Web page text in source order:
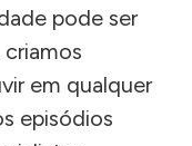
pode ser
em qualquer
episódios